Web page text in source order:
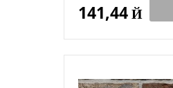
141,44Й